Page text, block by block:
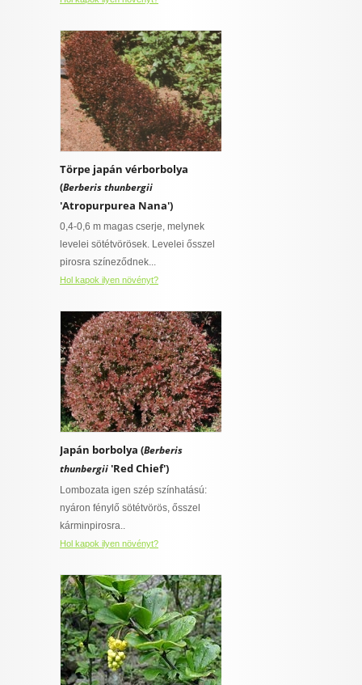
Törpe japán vérborbolya
(Berberis thunbergii
'Atropurpurea Nana')
0,4-0,6 m magas cserje, melynek
levelei sötétvörösek. Levelei ősszel
pirosra színeződnek...
Hol kapok ilyen növényt?
Japán borbolya (Berberis
thunbergii'Red Chief')
Lombozata igen szép színhatású:
nyáron fénylő sötétvörös, ősszel
kárminpirosra..
Hol kapok ilyen növényt?